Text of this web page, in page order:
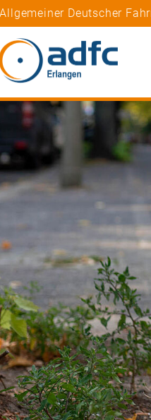
Allgemeiner Deutscher